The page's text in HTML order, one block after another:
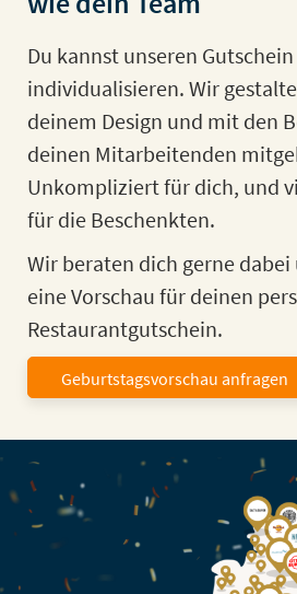
Du kannst unseren
individualisieren. Wir
deinem Design und mit den
deinen Mitarbeitenden
Unkompliziert für dich, und
für die Beschenkten.
Wir beraten dich gerne
eine Vorschau für deinen
Restaurantgutschein.
Geburtstagsvorschau anfragen